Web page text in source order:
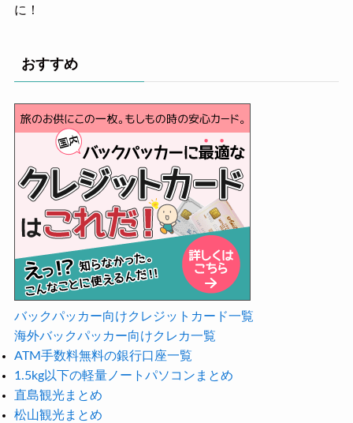
に！
おすすめ
バックパッカー向けクレジットカード一覧
海外バックパッカー向けクレカ一覧
ATM手数料無料の銀行口座一覧
1.5kg以下の軽量ノートパソコンまとめ
直島観光まとめ
松山観光まとめ